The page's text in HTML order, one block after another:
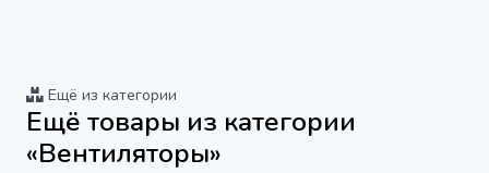
Ещё из категории
Ещё товары из категории
«Вентиляторы»